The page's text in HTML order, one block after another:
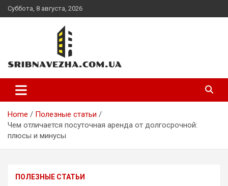
Skip
to
Суббота, 8 августа, 2026
sribnavezha.com.ua
Home
Полезные статьи
Чем отличается посуточная аренда от долгосрочной:
плюсы и минусы
ПОЛЕЗНЫЕ СТАТЬИ